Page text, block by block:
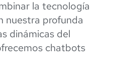
la tecnología
nuestra profunda
dinámicas del
chatbots